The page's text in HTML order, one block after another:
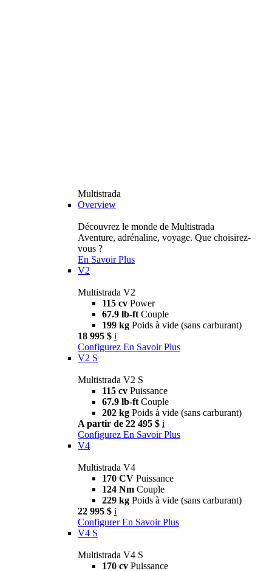
Multistrada
Overview
Découvrez le monde de Multistrada
Aventure, adrénaline, voyage. Que choisirez-
vous ?
En Savoir Plus
V2
Multistrada V2
115 cv Power
67.9 lb-ft Couple
199 kg Poids à vide (sans carburant)
18 995 $ i
Configurez En Savoir Plus
V2 S
Multistrada V2 S
115 cv Puissance
67.9 lb-ft Couple
202 kg Poids à vide (sans carburant)
A partir de 22 495 $ i
Configurez En Savoir Plus
V4
Multistrada V4
170 CV Puissance
124 Nm Couple
229 kg Poids à vide (sans carburant)
22 995 $ i
Configurer En Savoir Plus
V4 S
Multistrada V4 S
170 cv Puissance